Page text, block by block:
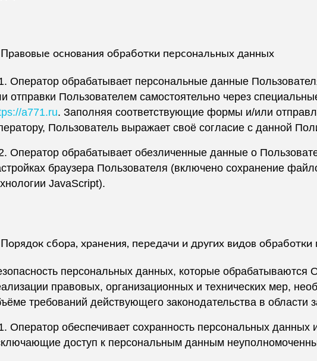
основания обработки персональных данных
Оператор обрабатывает персональные данные
отправки Пользователем самостоятельно через
a771.ru. Заполняя соответствующие формы и/или
Пользователь выражает своё согласие с данной
Оператор обрабатывает обезличенные данные о
браузера Пользователя (включено сохранение
JavaScript).
сбора, хранения, передачи и других видов
персональных данных, которые обрабатываются
правовых, организационных и технических мер,
требований действующего законодательства в
Оператор обеспечивает сохранность персональных
доступ к персональным данным